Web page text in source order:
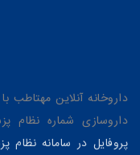
داروخانه آنلاین مهتاطب
داروسازی شماره نظام پزشکی: د-3247،
پروفایل در سامانه نظام